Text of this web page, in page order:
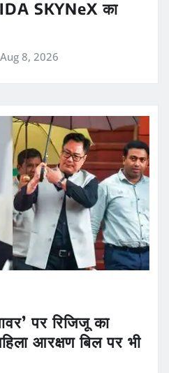
SKYNeX का
Aug 8, 2026
पर रिजिजू का
आरक्षण बिल पर भी